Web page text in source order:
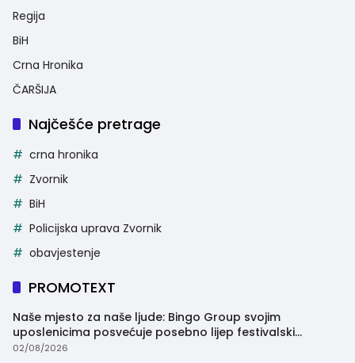
Regija
BiH
Crna Hronika
ČARŠIJA
Najčešće pretrage
crna hronika
Zvornik
BiH
Policijska uprava Zvornik
obavjestenje
PROMOTEXT
Naše mjesto za naše ljude: Bingo Group svojim
uposlenicima posvećuje posebno lijep festivalski
trenutak
02/08/2026